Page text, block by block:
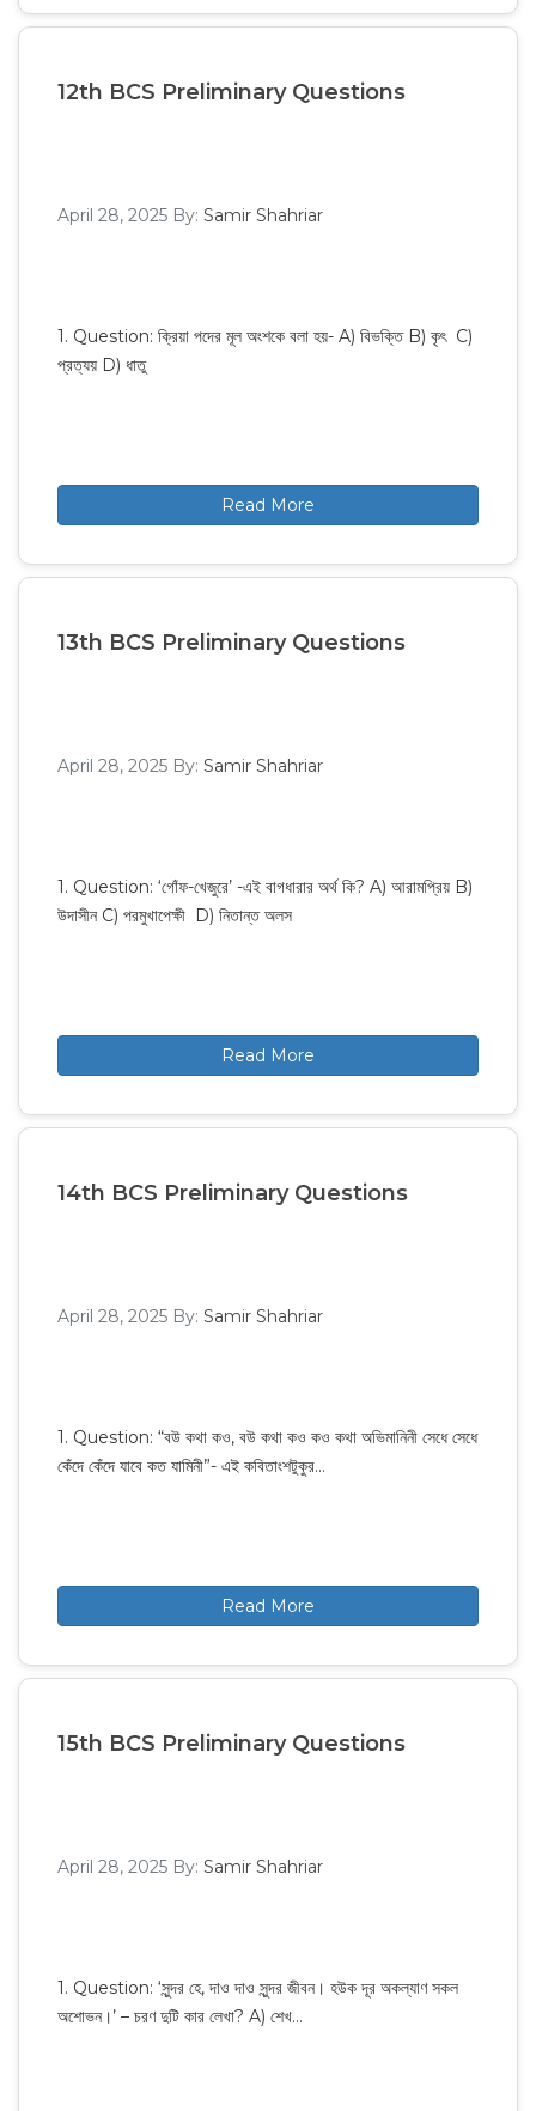
12th BCS Preliminary Questions
April 28, 2025 By: Samir Shahriar
1. Question: ক্রিয়া পদের মূল অংশকে বলা হয়- A) বিভক্তি B) কৃৎ C)
প্রত্যয় D) ধাতু
Read More
13th BCS Preliminary Questions
April 28, 2025 By: Samir Shahriar
1. Question: ‘গোঁফ-খেজুরে’ -এই বাগধারার অর্থ কি? A) আরামপ্রিয় B)
উদাসীন C) পরমুখাপেক্ষী D) নিতান্ত অলস
Read More
14th BCS Preliminary Questions
April 28, 2025 By: Samir Shahriar
1. Question: “বউ কথা কও, বউ কথা কও কও কথা অভিমানিনী সেধে সেধে
কেঁদে কেঁদে যাবে কত যামিনী”- এই কবিতাংশটুকুর…
Read More
15th BCS Preliminary Questions
April 28, 2025 By: Samir Shahriar
1. Question: ‘সুন্দর হে, দাও দাও সুন্দর জীবন। হউক দূর অকল্যাণ সকল
অশোভন।’ – চরণ দুটি কার লেখা? A) শেখ…